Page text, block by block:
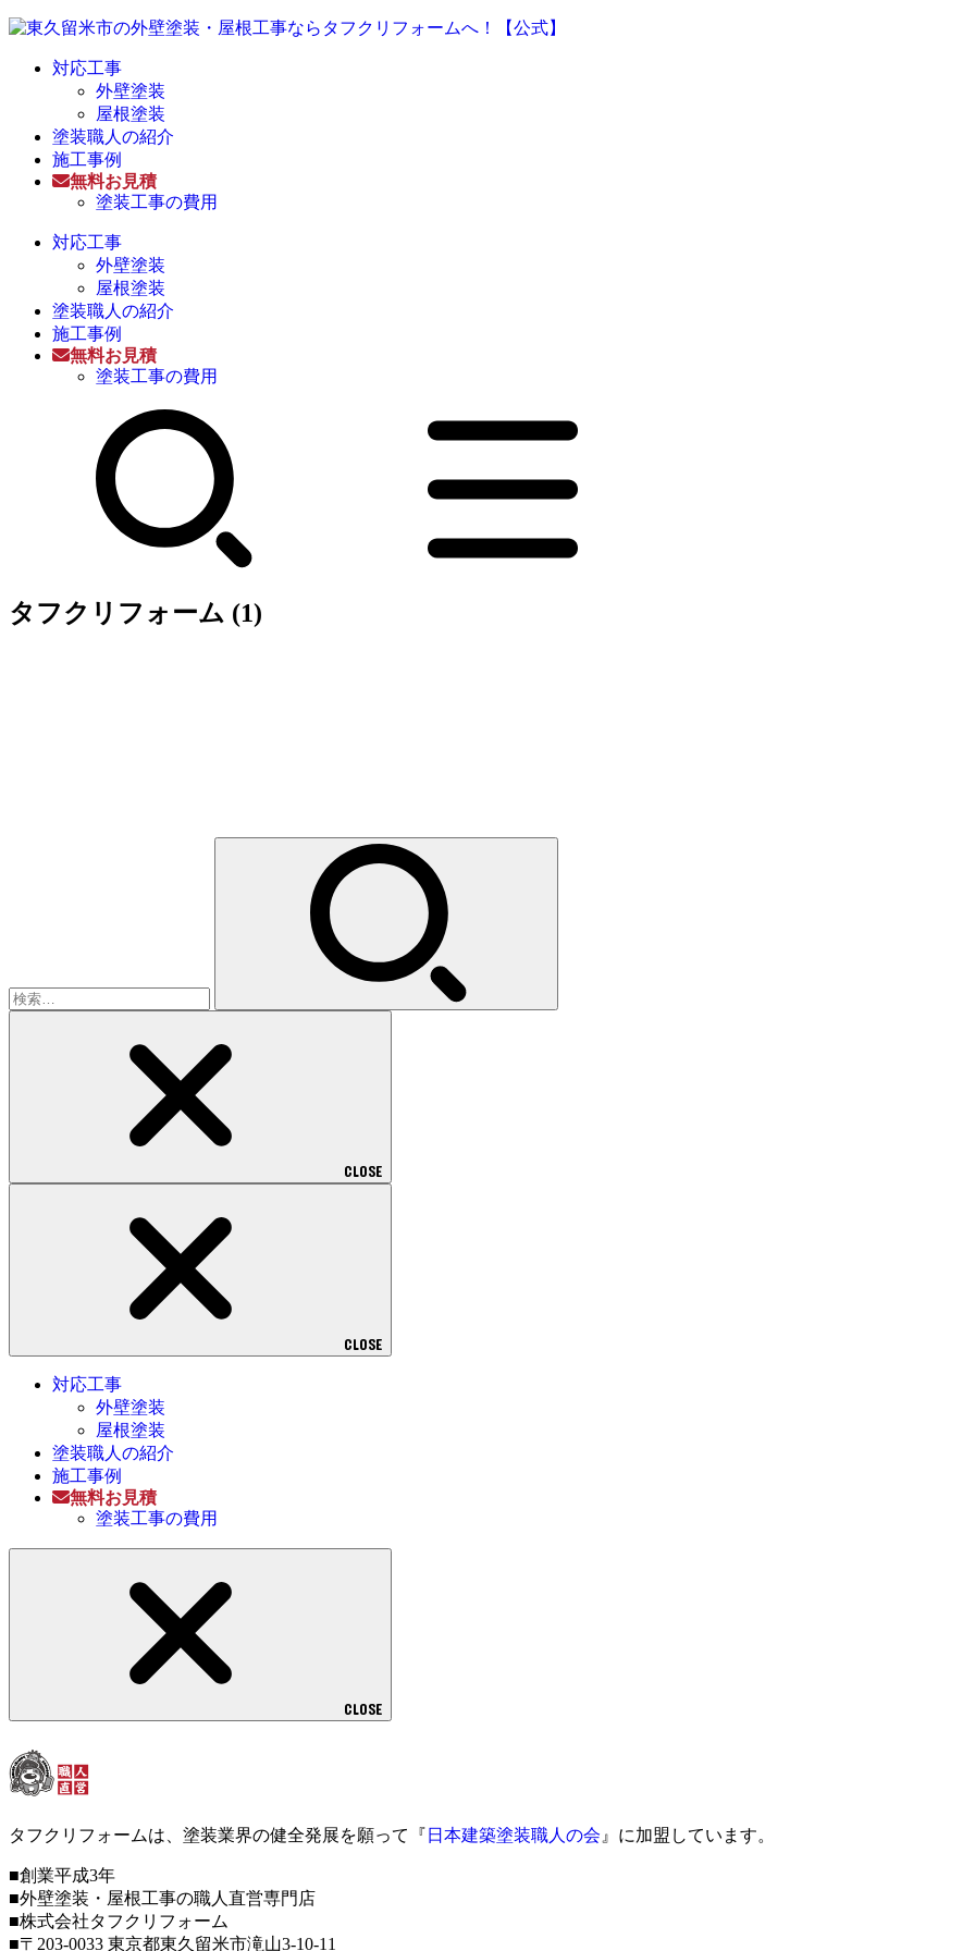
対応工事
外壁塗装
屋根塗装
塗装職人の紹介
施工事例
無料お見積
塗装工事の費用
対応工事
外壁塗装
屋根塗装
塗装職人の紹介
施工事例
無料お見積
塗装工事の費用
タフクリフォーム (1)
CLOSE
CLOSE
対応工事
外壁塗装
屋根塗装
塗装職人の紹介
施工事例
無料お見積
塗装工事の費用
CLOSE
タフクリフォームは、塗装業界の健全発展を願って『 日本建築塗装職人の会 』に加盟しています。
■創業平成3年
■外壁塗装・屋根工事の職人直営専門店
■株式会社タフクリフォーム
■〒203-0033 東京都東久留米市滝山3-10-11